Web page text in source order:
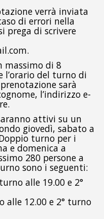
verrà inviata
di errori nella
prega di scrivere
massimo di 8
l’orario del turno di
sarà
l’indirizzo e-
attivi su un
giovedì, sabato a
turno per i
e domenica a
280 persone a
sono i seguenti:
alle 19.00 e 2°
alle 12.00 e 2° turno